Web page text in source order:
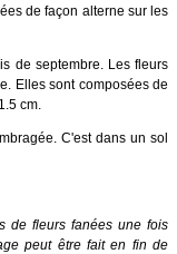
de façon alterne sur les
de septembre. Les fleurs
Elles sont composées de
cm.
C'est dans un sol
de fleurs fanées une fois
peut être fait en fin de